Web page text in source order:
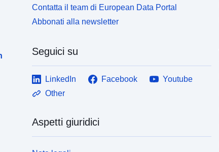
Contatta il team di European Data Portal
Abbonati alla newsletter
Seguici su
LinkedIn Facebook
Youtube
Other
Aspetti giuridici